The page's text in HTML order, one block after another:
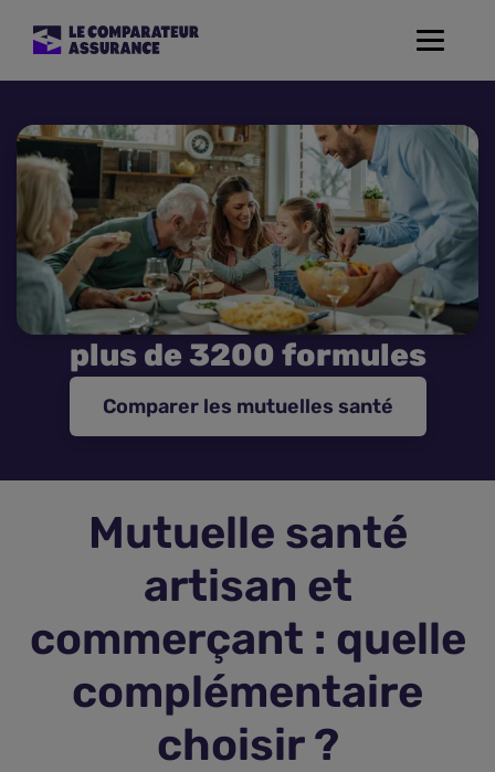
Toggle
Mutuelle Santé
Assurance Moto
Assurance Habitation
Assurance de prêt
Assurance Animaux
Assurance vie
Plus d'assurances
plus de 3200 formules
Comparer les mutuelles santé
Mutuelle santé
artisan et
commerçant : quelle
complémentaire
choisir ?